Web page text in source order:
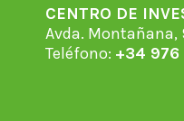
CENTRO DE
Avda.
Teléfono: +34 976